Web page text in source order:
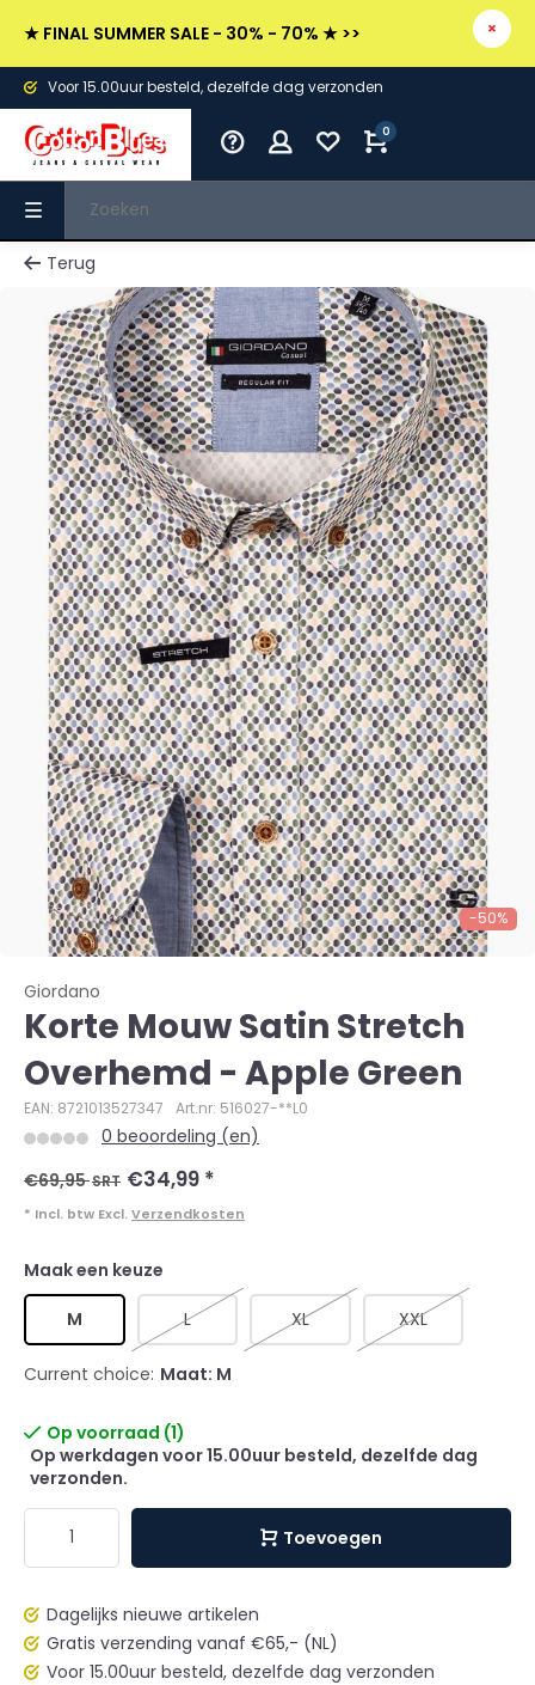
★ FINAL SUMMER SALE - 30% - 70% ★ >>
Voor 15.00uur besteld, dezelfde dag verzonden
0
Terug
-50%
Giordano
Korte Mouw Satin Stretch
Overhemd - Apple Green
EAN: 8721013527347 Art.nr: 516027-**L0
0 beoordeling (en)
€69,95SRT €34,99 *
* Incl. btw Excl. Verzendkosten
Maak een keuze
M L XL XXL
Current choice: Maat: M
Op voorraad (1)
Op werkdagen voor 15.00uur besteld, dezelfde dag
verzonden.
Toevoegen
Dagelijks nieuwe artikelen
Gratis verzending vanaf €65,- (NL)
Voor 15.00uur besteld, dezelfde dag verzonden